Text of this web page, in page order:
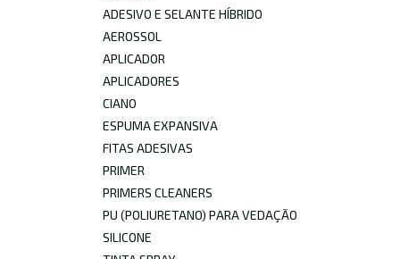
ADESIVO E SELANTE HÍBRIDO
AEROSSOL
APLICADOR
APLICADORES
CIANO
ESPUMA EXPANSIVA
FITAS ADESIVAS
PRIMER
PRIMERS CLEANERS
PU (POLIURETANO) PARA VEDAÇÃO
SILICONE